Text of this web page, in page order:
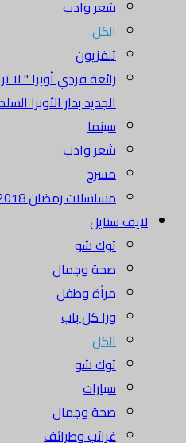
شعر وادب
الكل
تلفزيون
رائعة فردي أوبرا " لا
الجديد بدار الأوبرا
سينما
شعر وادب
مسرح
مسلسلات رمضان 2018
لايف ستايل
توك شو
صحة وجمال
مرأة وطفل
ورا كل باب
الكل
توك شو
سيارات
صحة وجمال
غرائب وطرائف